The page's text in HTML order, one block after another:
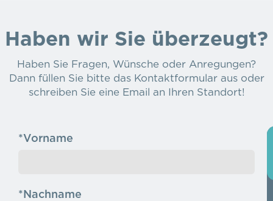
Haben wir Sie überzeugt?
Haben Sie Fragen, Wünsche oder Anregungen?
Dann füllen Sie bitte das Kontaktformular aus oder
schreiben Sie eine Email an Ihren Standort!
*Vorname
*Nachname